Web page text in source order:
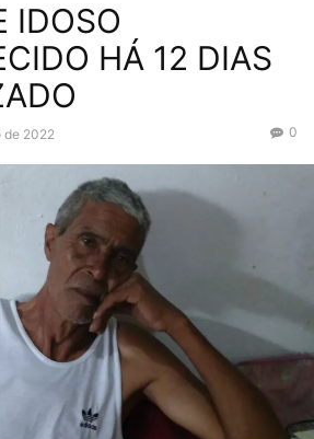
IDOSO
HÁ 12 DIAS
de 2022 0